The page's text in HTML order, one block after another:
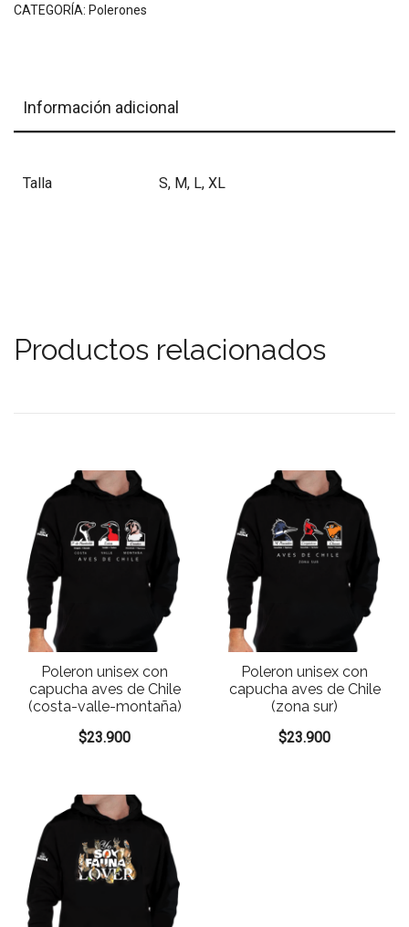
CATEGORÍA: Polerones
Información adicional
Talla S, M, L, XL
Productos relacionados
Poleron unisex con
capucha aves de Chile
(costa-valle-montaña)
$23.900
Poleron unisex con
capucha aves de Chile
(zona sur)
$23.900